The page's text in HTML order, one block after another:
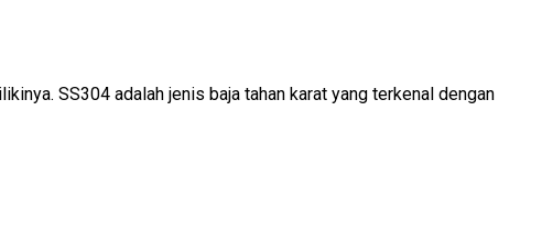
SS304 adalah jenis baja tahan karat yang terkenal dengan